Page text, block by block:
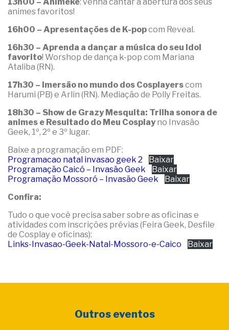
animes favoritos!
16h00 – Apresentações de K-popcom Reveal.
16h30 – Aprenda a dançar a música do seu Idol
favorito! Worshop de dança k-pop com Mariana
Ataliba (RN).
17h30 – Imersão no mundo dos Cosplayerscom
Harumi (PB) e Arlin (RN). Mediação de Polly Freitas.
18h30 – Show de Grazy Mesquita: Trilha sonora de
animes e Resultado do Meu Cosplay no Invasão
Geek, 1º, 2º e 3º lugar.
Baixe a programação em PDF:
Programacao natal invasao geek 2
Baixar
Programação Caicó – Invasão Geek
Baixar
Programação Mossoró – Invasão Geek
Baixar
Confira:
Tudo o que você precisa saber sobre as oficinas e
atividades com inscrições prévias (Feira Geek, Desfile
de Cosplay e oficinas):
Links-Invasao-Geek-Natal-Mossoro-e-Caico
Baixar
Outros eventos